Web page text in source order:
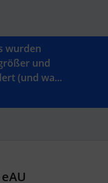
wurden
und
(und wa...